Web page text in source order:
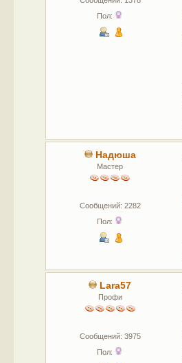
Пол:
Надюша
Мастер
Сообщений: 2282
Пол:
Lara57
Профи
Сообщений: 3975
Пол: